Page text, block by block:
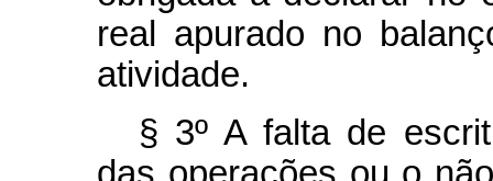
real apurado no
atividade.
§ 3º A falta de